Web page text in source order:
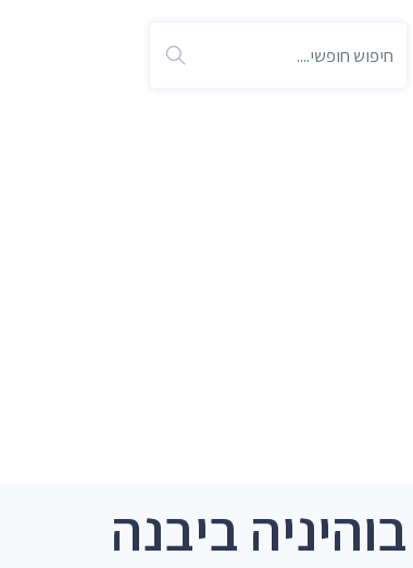
ביבנה